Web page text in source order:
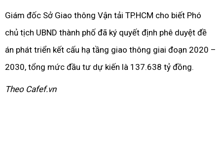
Giám đốc Sở Giao thông Vận tải TP.HCM cho biết Phó
chủ tịch UBND thành phố đã ký quyết định phê duyệt đề
án phát triển kết cấu hạ tầng giao thông giai đoạn 2020 –
2030, tổng mức đầu tư dự kiến là 137.638 tỷ đồng.
Theo Cafef.vn